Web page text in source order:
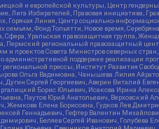
и европейской культуры, Центр
Лига Избирателей, Правовая инициатива,
Горячая Линия, Центр социально-
Фонд Тольятти, Новое время,
Сфера, Уральская правозащитная группа,
Пермский региональный правозащитный
и проектов Совета Министров северных
административной поддержке реализации
прессы, Институт Развития
Ольга Вадимовна, Чанышева Лилия
Дугин Сергей Георгиевич, Аверин Виталий
Борис Юльевич, Исакова Ирина
Паутов Юрий Анатольевич, Верховский
Жемкова Елена Борисовна, Гудков Лев
Геннадьевич, Гефтер Валентин
Беляев Сергей Иванович,